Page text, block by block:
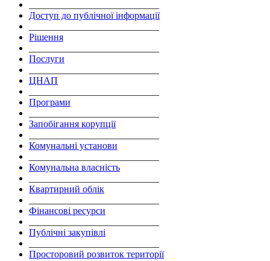
Доступ до публічної інформації
Рішення
Послуги
ЦНАП
Програми
Запобігання корупції
Комунальні установи
Комунальна власність
Квартирний облік
Фінансові ресурси
Публічні закупівлі
Просторовий розвиток території